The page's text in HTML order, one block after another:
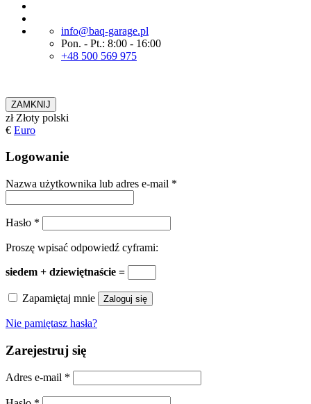
info@baq-garage.pl
Pon. - Pt.: 8:00 - 16:00
+48 500 569 975
ZAMKNIJ
zł Złoty polski
€ Euro
Logowanie
Nazwa użytkownika lub adres e-mail *
Hasło *
Proszę wpisać odpowiedź cyframi:
siedem + dziewiętnaście =
Zapamiętaj mnie Zaloguj się
Nie pamiętasz hasła?
Zarejestruj się
Adres e-mail *